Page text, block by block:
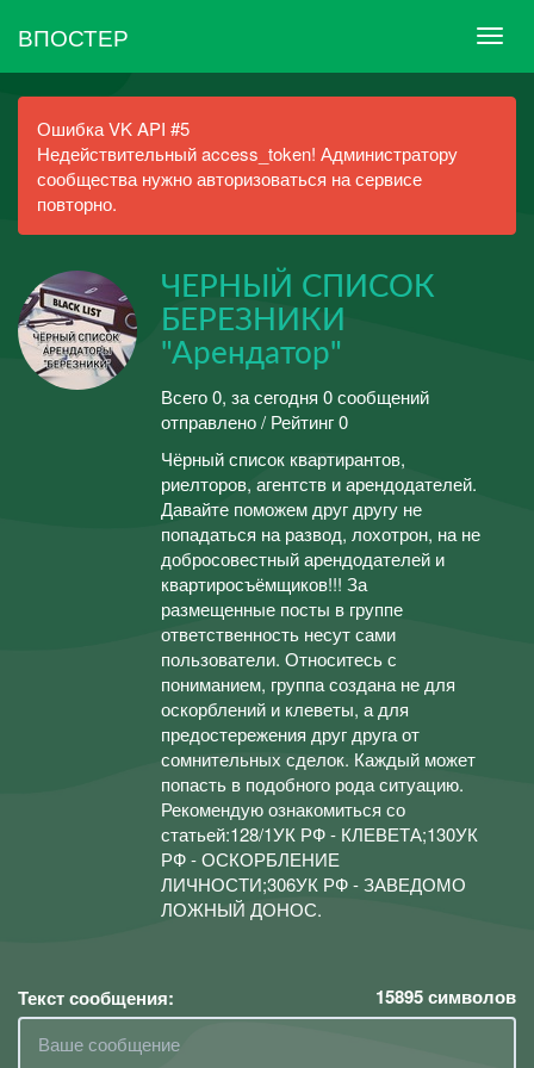
ВПОСТЕР
Ошибка VK API #5
Недействительный access_token! Администратору
сообщества нужно авторизоваться на сервисе
повторно.
ЧЕРНЫЙ СПИСОК
БЕРЕЗНИКИ
"Арендатор"
Всего 0, за сегодня 0 сообщений
отправлено / Рейтинг 0
Чёрный список квартирантов,
риелторов, агентств и арендодателей.
Давайте поможем друг другу не
попадаться на развод, лохотрон, на не
добросовестный арендодателей и
квартиросъёмщиков!!! За
размещенные посты в группе
ответственность несут сами
пользователи. Относитесь с
пониманием, группа создана не для
оскорблений и клеветы, а для
предостережения друг друга от
сомнительных сделок. Каждый может
попасть в подобного рода ситуацию.
Рекомендую ознакомиться со
статьей:128/1УК РФ - КЛЕВЕТА;130УК
РФ - ОСКОРБЛЕНИЕ
ЛИЧНОСТИ;306УК РФ - ЗАВЕДОМО
ЛОЖНЫЙ ДОНОС.
Текст сообщения: 15895символов